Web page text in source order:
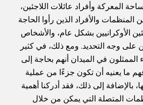
المعركة وأفراد عائلات اللاجئين،
المنظمات والأفراد الذين رأوا الحاجة
الأوكرانيين بشكل عام، والأشخاص
على وجه التحديد. ومع ذلك، في كثير
الممثلون في الميدان أنهم بحاجة إلى
ما يعنيه أن تكون جزءًا من عملية
بالإضافة إلى ذلك، فقد أدركنا أهمية
المتصلة التي يمكن من خلال